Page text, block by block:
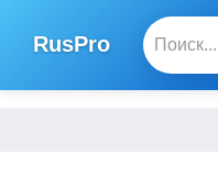
RusPro